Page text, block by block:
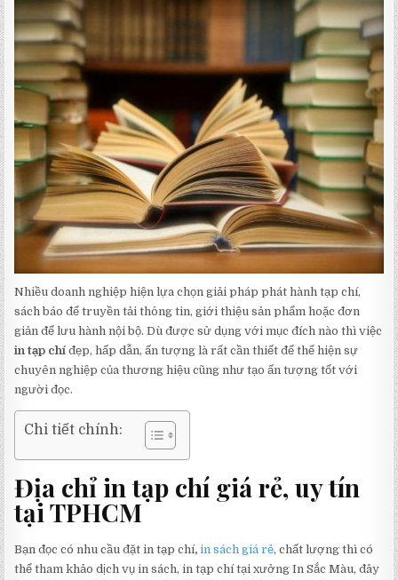
Nhiều doanh nghiệp hiện lựa chọn giải pháp phát hành tạp chí,
sách báo để truyền tải thông tin, giới thiệu sản phẩm hoặc đơn
giản để lưu hành nội bộ. Dù được sử dụng với mục đích nào thì việc
in tạp chí đẹp, hấp dẫn, ấn tượng là rất cần thiết để thể hiện sự
chuyên nghiệp của thương hiệu cũng như tạo ấn tượng tốt với
người đọc.
Chi tiết chính:
Địa chỉ in tạp chí giá rẻ, uy tín
tại TPHCM
Bạn đọc có nhu cầu đặt in tạp chí,in sách giá rẻ, chất lượng thì có
thể tham khảo dịch vụ in sách, in tạp chí tại xưởng In Sắc Màu, đây